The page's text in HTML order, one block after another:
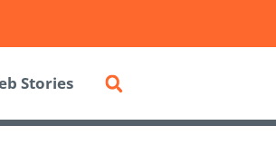
Stories